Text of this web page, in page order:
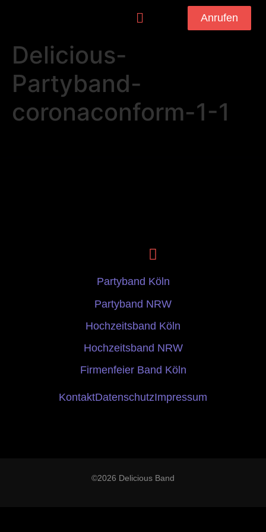
Anrufen
Delicious-
Partyband-
coronaconform-1-1
Partyband Köln
Partyband NRW
Hochzeitsband Köln
Hochzeitsband NRW
Firmenfeier Band Köln
KontaktDatenschutzImpressum
©2026 Delicious Band